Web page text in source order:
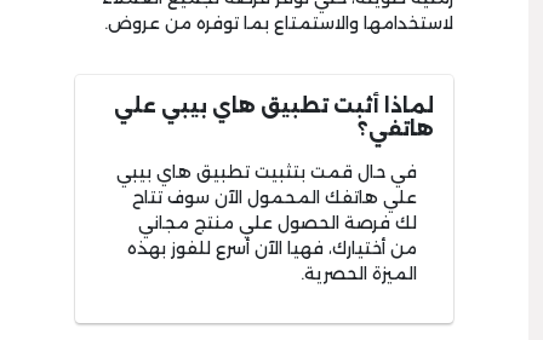
لاستخدامها والاستمتاع بما توفره من عروض.
لماذا أثبت تطبيق هاي بيبي علي
هاتفي؟
في حال قمت بتثبيت تطبيق هاي بيبي
علي هاتفك المحمول الآن سوف تتاح
لك فرصة الحصول علي منتج مجاني
من أختيارك، فهيا الآن أسرع للفوز بهذه
الميزة الحصرية.